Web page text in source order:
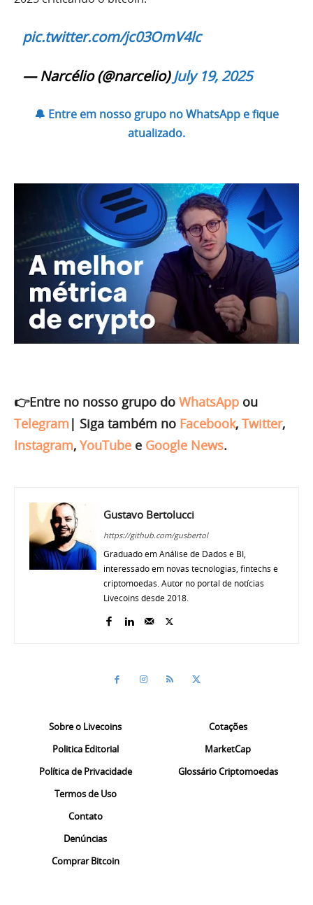
pic.twitter.com/jc03OmV4lc
— Narcélio (@narcelio)July 19, 2025
🔔 Entre em nosso grupo no WhatsApp e fique
atualizado.
👉Entre no nosso grupo do WhatsApp ou
Telegram | Siga também no Facebook, Twitter,
Instagram, YouTube e Google News.
Gustavo Bertolucci
https://github.com/gusbertol
Graduado em Análise de Dados e BI,
interessado em novas tecnologias, fintechs e
criptomoedas. Autor no portal de notícias
Livecoins desde 2018.
Sobre o Livecoins
Politica Editorial
Política de Privacidade
Termos de Uso
Contato
Denúncias
Comprar Bitcoin
Cotações
MarketCap
Glossário Criptomoedas